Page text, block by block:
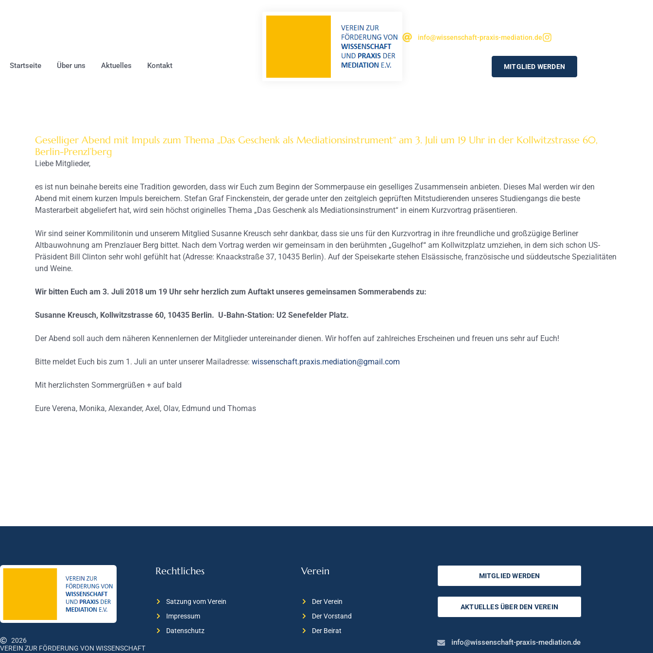
Startseite Über uns Aktuelles Kontakt
info@wissenschaft-praxis-mediation.de
MITGLIED WERDEN
Geselliger Abend mit Impuls zum Thema „Das Geschenk als Mediationsinstrument“ am 3. Juli um 19 Uhr in der Kollwitzstrasse 60,
Berlin-Prenzl’berg
Liebe Mitglieder,
es ist nun beinahe bereits eine Tradition geworden, dass wir Euch zum Beginn der Sommerpause ein geselliges Zusammensein anbieten. Dieses Mal werden wir den
Abend mit einem kurzen Impuls bereichern. Stefan Graf Finckenstein, der gerade unter den zeitgleich geprüften Mitstudierenden unseres Studiengangs die beste
Masterarbeit abgeliefert hat, wird sein höchst originelles Thema „Das Geschenk als Mediationsinstrument“ in einem Kurzvortrag präsentieren.
Wir sind seiner Kommilitonin und unserem Mitglied Susanne Kreusch sehr dankbar, dass sie uns für den Kurzvortrag in ihre freundliche und großzügige Berliner
Altbauwohnung am Prenzlauer Berg bittet. Nach dem Vortrag werden wir gemeinsam in den berühmten „Gugelhof“ am Kollwitzplatz umziehen, in dem sich schon US-
Präsident Bill Clinton sehr wohl gefühlt hat (Adresse: Knaackstraße 37, 10435 Berlin). Auf der Speisekarte stehen Elsässische, französische und süddeutsche Spezialitäten
und Weine.
Wir bitten Euch am 3. Juli 2018 um 19 Uhr sehr herzlich zum Auftakt unseres gemeinsamen Sommerabends zu:
Susanne Kreusch, Kollwitzstrasse 60, 10435 Berlin. U-Bahn-Station: U2 Senefelder Platz.
Der Abend soll auch dem näheren Kennenlernen der Mitglieder untereinander dienen. Wir hoffen auf zahlreiches Erscheinen und freuen uns sehr auf Euch!
Bitte meldet Euch bis zum 1. Juli an unter unserer Mailadresse: wissenschaft.praxis.mediation@gmail.com
Mit herzlichsten Sommergrüßen + auf bald
Eure Verena, Monika, Alexander, Axel, Olav, Edmund und Thomas
2026
VEREIN ZUR FÖRDERUNG VON WISSENSCHAFT
Rechtliches
Satzung vom Verein
Impressum
Datenschutz
Verein
Der Verein
Der Vorstand
Der Beirat
MITGLIED WERDEN
AKTUELLES ÜBER DEN VEREIN
info@wissenschaft-praxis-mediation.de